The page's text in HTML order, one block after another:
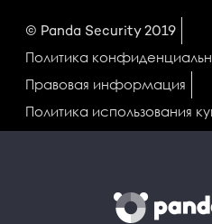
© Panda Security 2019
Политика
Правовая информация
Политика использования